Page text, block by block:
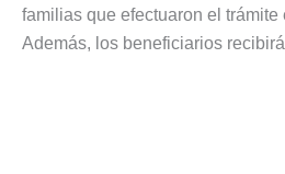
familias que efectuaron el trámite
Además, los beneficiarios